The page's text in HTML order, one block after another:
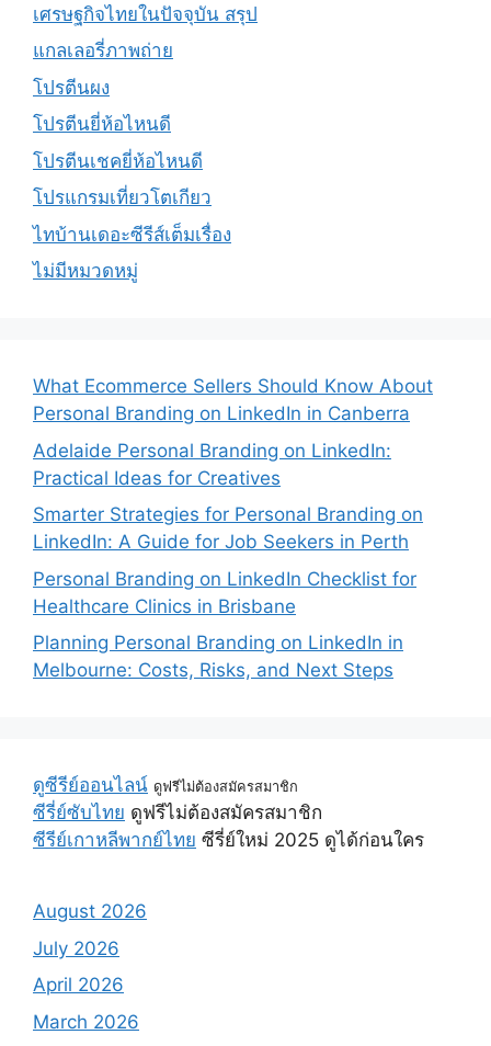
เศรษฐกิจไทยในปัจจุบัน สรุป
แกลเลอรี่ภาพถ่าย
โปรตีนผง
โปรตีนยี่ห้อไหนดี
โปรตีนเชคยี่ห้อไหนดี
โปรแกรมเที่ยวโตเกียว
ไทบ้านเดอะซีรีส์เต็มเรื่อง
ไม่มีหมวดหมู่
What Ecommerce Sellers Should Know About
Personal Branding on LinkedIn in Canberra
Adelaide Personal Branding on LinkedIn:
Practical Ideas for Creatives
Smarter Strategies for Personal Branding on
LinkedIn: A Guide for Job Seekers in Perth
Personal Branding on LinkedIn Checklist for
Healthcare Clinics in Brisbane
Planning Personal Branding on LinkedIn in
Melbourne: Costs, Risks, and Next Steps
ดูซีรีย์ออนไลน์ ดูฟรีไม่ต้องสมัครสมาชิก
ซีรี่ย์ซับไทย ดูฟรีไม่ต้องสมัครสมาชิก
ซีรีย์เกาหลีพากย์ไทย ซีรี่ย์ใหม่ 2025 ดูได้ก่อนใคร
August 2026
July 2026
April 2026
March 2026